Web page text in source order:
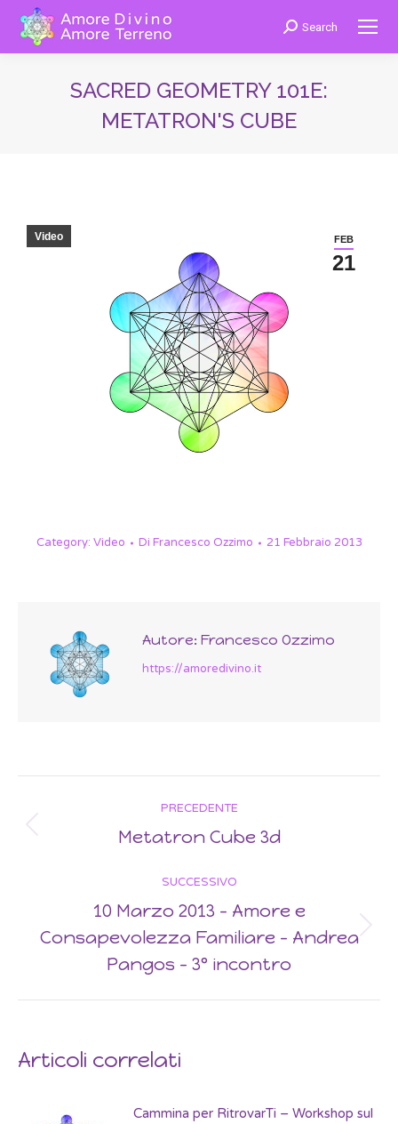
Cerca:Search
SACRED GEOMETRY 101E:
METATRON'S CUBE
FEB
21
Video
Category: Video Di Francesco Ozzimo 21 Febbraio 2013
Autore: Francesco Ozzimo
https://amoredivino.it
navigation
PRECEDENTE
Previous
Metatron Cube 3d
SUCCESSIVO
Next
post:
10 Marzo 2013 – Amore e
Consapevolezza Familiare – Andrea
Pangos – 3° incontro
Articoli correlati
Cammina per RitrovarTi – Workshop sul